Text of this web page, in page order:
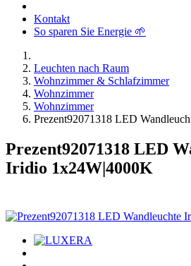
Kontakt
So sparen Sie Energie 🌱
Leuchten nach Raum
Wohnzimmer & Schlafzimmer
Wohnzimmer
Wohnzimmer
Prezent92071318 LED
Prezent92071318 LED
Iridio 1x24W|4000K